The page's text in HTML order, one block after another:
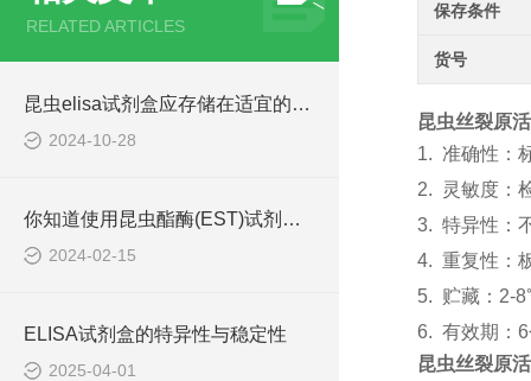
RELATED ARTICLES
昆虫elisa试剂盒应存储在适宜的环境中
2024-10-28
你知道使用昆虫酯酶(EST)试剂盒的方法吗？
2024-02-15
ELISA试剂盒的特异性与稳定性
2025-04-01
保存条件
货号
昆虫丝裂原
1. 准确性：
2.
灵敏度：
3. 特异性：
4. 重复性：
5. 贮藏： 2-
6. 有效期：
昆虫丝裂原